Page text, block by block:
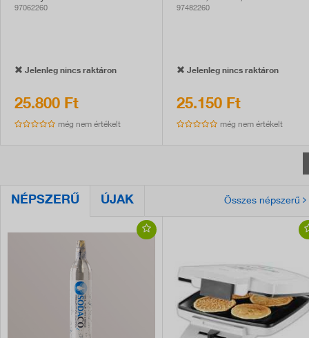
97062260
Jelenleg nincs raktáron
25.800 Ft
még nem értékelt
rozsdamentes
97482260
Jelenleg nincs raktáron
25.150 Ft
még nem értékelt
NÉPSZERŰ ÚJAK Összes népszerű